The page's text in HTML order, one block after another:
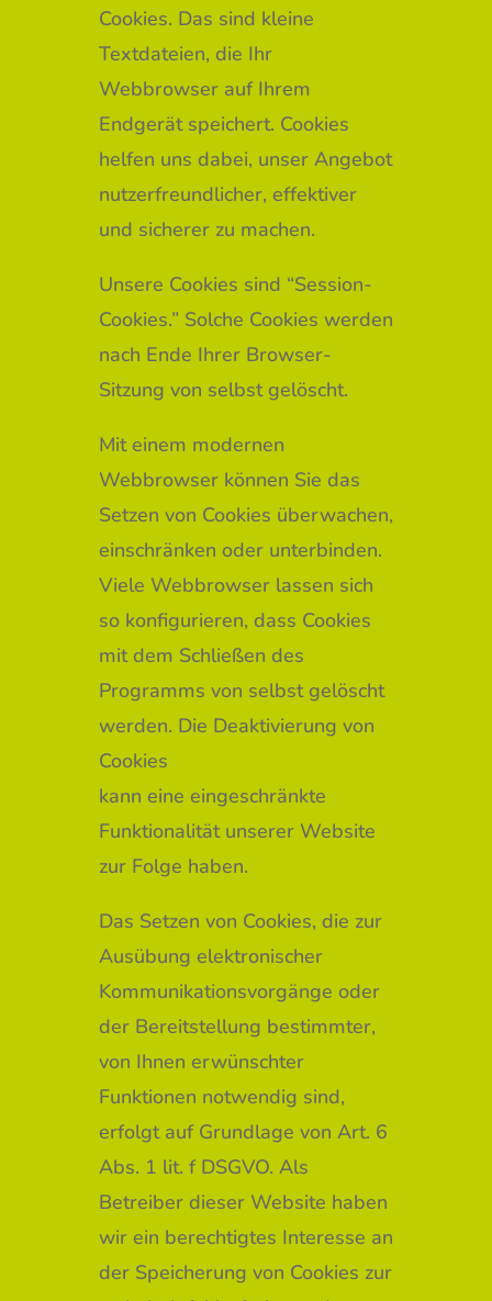
Cookies. Das sind kleine
Textdateien, die Ihr
Webbrowser auf Ihrem
Endgerät speichert. Cookies
helfen uns dabei, unser Angebot
nutzerfreundlicher, effektiver
und sicherer zu machen.
Unsere Cookies sind “Session-
Cookies.” Solche Cookies werden
nach Ende Ihrer Browser-
Sitzung von selbst gelöscht.
Mit einem modernen
Webbrowser können Sie das
Setzen von Cookies überwachen,
einschränken oder unterbinden.
Viele Webbrowser lassen sich
so konfigurieren, dass Cookies
mit dem Schließen des
Programms von selbst gelöscht
werden. Die Deaktivierung von
Cookies
kann eine eingeschränkte
Funktionalität unserer Website
zur Folge haben.
Das Setzen von Cookies, die zur
Ausübung elektronischer
Kommunikationsvorgänge oder
der Bereitstellung bestimmter,
von Ihnen erwünschter
Funktionen notwendig sind,
erfolgt auf Grundlage von Art. 6
Abs. 1 lit. f DSGVO. Als
Betreiber dieser Website haben
wir ein berechtigtes Interesse an
der Speicherung von Cookies zur